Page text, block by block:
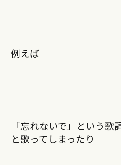
例えば
「忘れないで」という歌
と歌ってしまったり